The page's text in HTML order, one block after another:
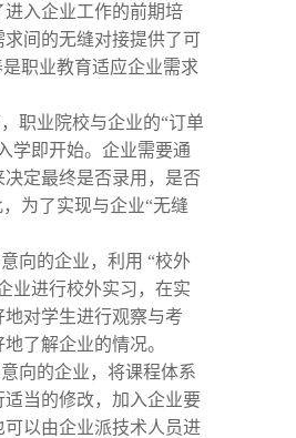
入企业工作的前期培
间的无缝对接提供了可
职业教育适应企业需求
职业院校与企业的“订单
学即开始。企业需要通
定最终是否录用，是否
为了实现与企业“无缝
向的企业，利用 “校外
业进行校外实习，在实
对学生进行观察与考
了解企业的情况。
向的企业，将课程体系
当的修改，加入企业要
以由企业派技术人员进